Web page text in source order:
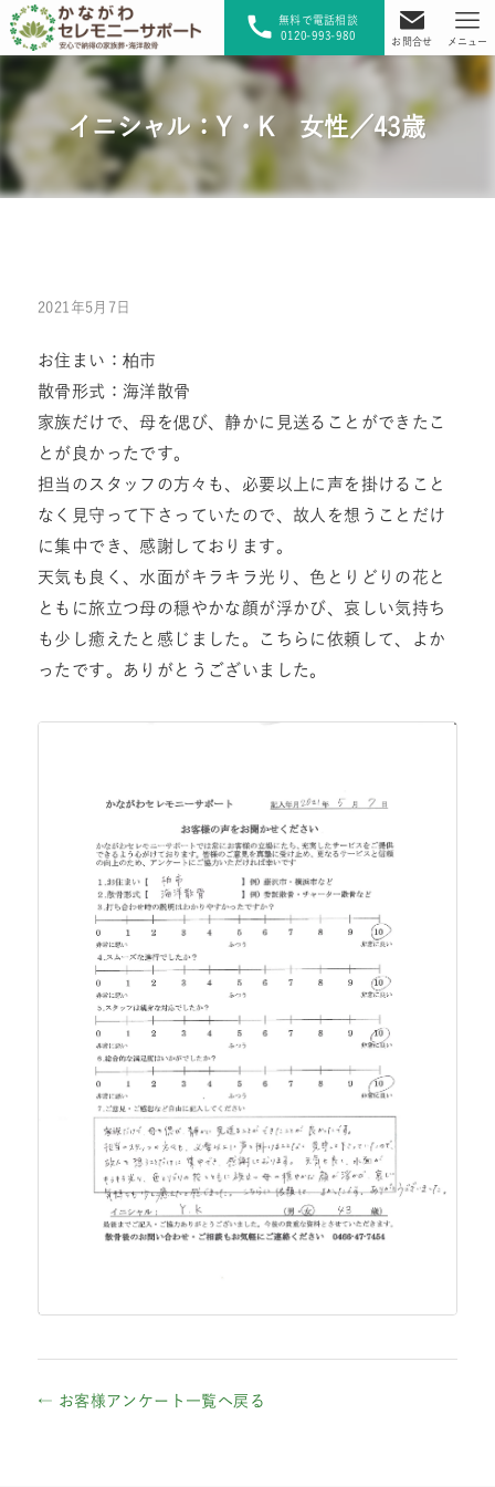
無料で電話相談
0120-993-980
お問合せ メニュー
イニシャル：Y・K 女性／43歳
2021年5月7日
お住まい：柏市
散骨形式：海洋散骨
家族だけで、母を偲び、静かに見送ることができたこ
とが良かったです。
担当のスタッフの方々も、必要以上に声を掛けること
なく見守って下さっていたので、故人を想うことだけ
に集中でき、感謝しております。
天気も良く、水面がキラキラ光り、色とりどりの花と
ともに旅立つ母の穏やかな顔が浮かび、哀しい気持ち
も少し癒えたと感じました。こちらに依頼して、よか
ったです。ありがとうございました。
← お客様アンケート一覧へ戻る